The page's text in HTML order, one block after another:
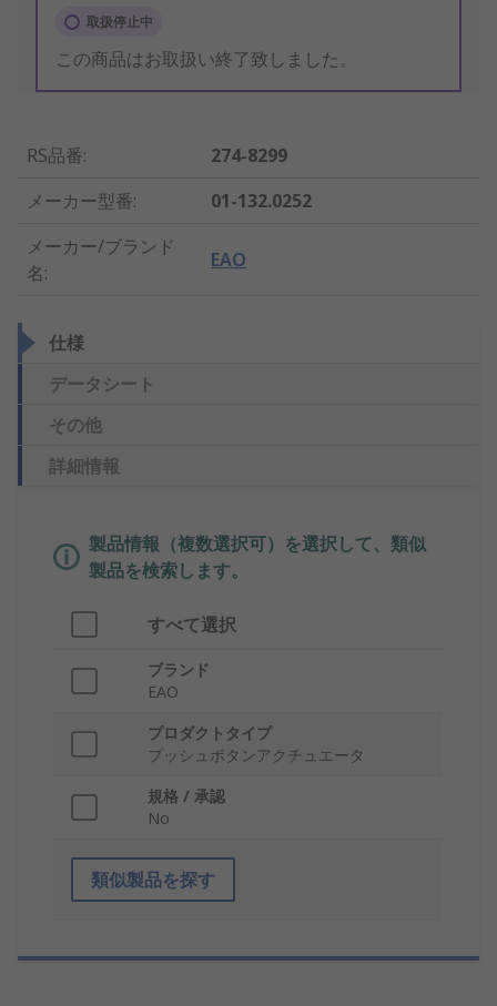
取扱停止中
この商品はお取扱い終了致しました。
RS品番:
274-8299
メーカー型番:
01-132.0252
メーカー/ブランド
名:
EAO
仕様
データシート
その他
詳細情報
製品情報（複数選択可）を選択して、類似
製品を検索します。
すべて選択
ブランド
EAO
プロダクトタイプ
プッシュボタンアクチュエータ
規格 / 承認
No
類似製品を探す